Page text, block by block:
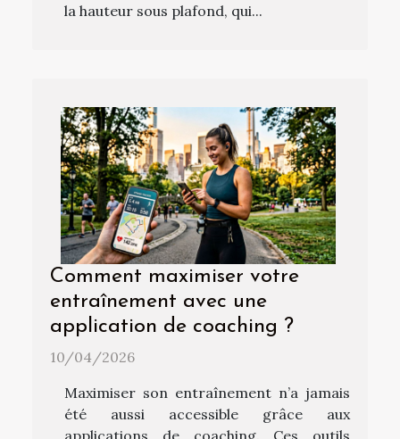
la hauteur sous plafond, qui...
Comment maximiser votre
entraînement avec une
application de coaching ?
10/04/2026
Maximiser son entraînement n’a jamais
été aussi accessible grâce aux